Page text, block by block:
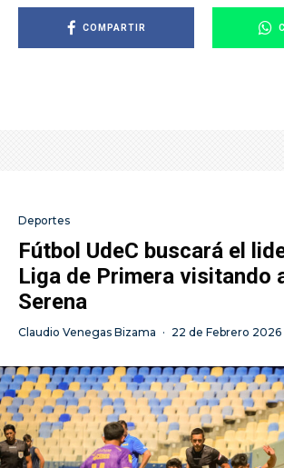
COMPARTIR
Deportes
Fútbol UdeC buscará el
Liga de Primera visitando
Serena
Claudio Venegas Bizama · 22 de Febrero 2026